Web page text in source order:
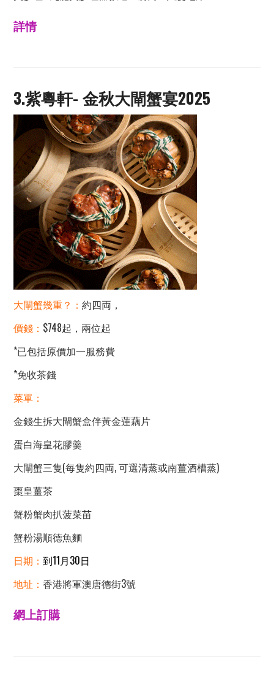
詳情
3.紫粵軒-金秋大閘蟹宴2025
大閘蟹幾重？：約四両，
價錢： $748起，兩位起
*已包括原價加一服務費
*免收茶錢
菜單：
金錢生拆大閘蟹盒伴黃金蓮藕片
蛋白海皇花膠羹
大閘蟹三隻(每隻約四両, 可選清蒸或南薑酒槽蒸)
棗皇薑茶
蟹粉蟹肉扒菠菜苗
蟹粉湯順德魚麵
日期：到11月30日
地址：香港將軍澳唐德街3號
網上訂購